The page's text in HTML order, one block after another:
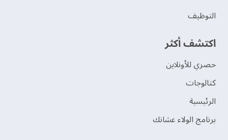
التوظيف
اكتشف أكثر
حصري للأونلاين
‫كتالوجات‬
الرئيسية
برنامج الولاء عشانك